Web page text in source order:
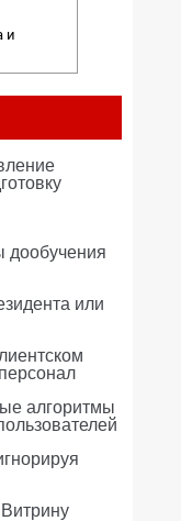
и
дообучения
или
алгоритмы